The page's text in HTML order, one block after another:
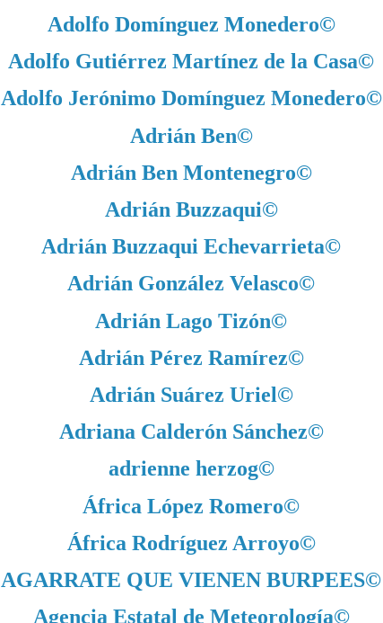
Adolfo Domínguez Monedero©
Adolfo Gutiérrez Martínez de la Casa©
Adolfo Jerónimo Domínguez Monedero©
Adrián Ben©
Adrián Ben Montenegro©
Adrián Buzzaqui©
Adrián Buzzaqui Echevarrieta©
Adrián González Velasco©
Adrián Lago Tizón©
Adrián Pérez Ramírez©
Adrián Suárez Uriel©
Adriana Calderón Sánchez©
adrienne herzog©
África López Romero©
África Rodríguez Arroyo©
AGARRATE QUE VIENEN BURPEES©
Agencia Estatal de Meteorología©